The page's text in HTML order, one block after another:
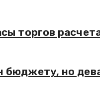
торгов
бюджету, но